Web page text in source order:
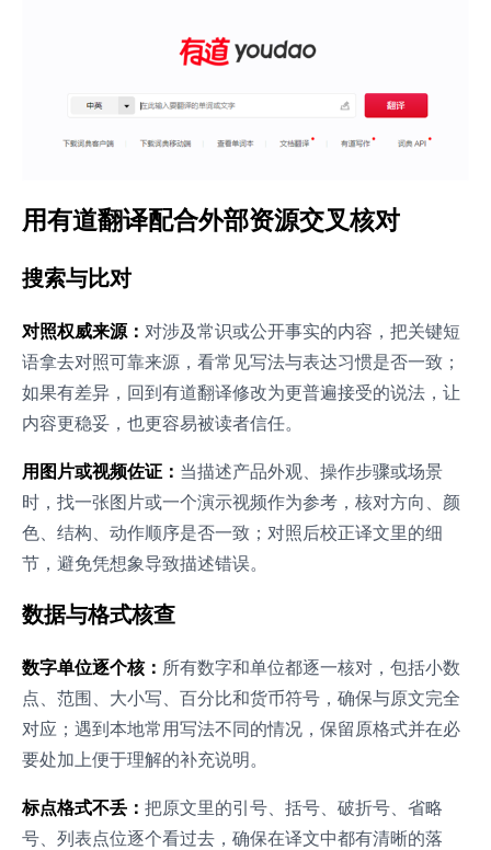
用有道翻译配合外部资源交叉核对
搜索与比对
对照权威来源： 对涉及常识或公开事实的内容，把关键短
语拿去对照可靠来源，看常见写法与表达习惯是否一致；
如果有差异，回到有道翻译修改为更普遍接受的说法，让
内容更稳妥，也更容易被读者信任。
用图片或视频佐证： 当描述产品外观、操作步骤或场景
时，找一张图片或一个演示视频作为参考，核对方向、颜
色、结构、动作顺序是否一致；对照后校正译文里的细
节，避免凭想象导致描述错误。
数据与格式核查
数字单位逐个核： 所有数字和单位都逐一核对，包括小数
点、范围、大小写、百分比和货币符号，确保与原文完全
对应；遇到本地常用写法不同的情况，保留原格式并在必
要处加上便于理解的补充说明。
标点格式不丢： 把原文里的引号、括号、破折号、省略
号、列表点位逐个看过去，确保在译文中都有清晰的落